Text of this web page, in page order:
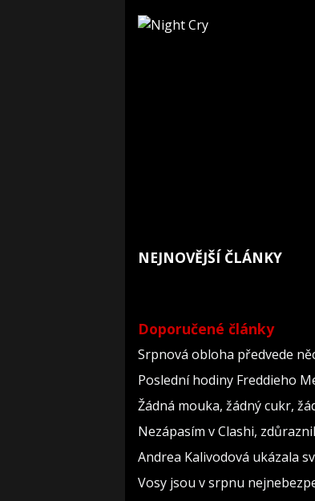
NEJNOVĚJŠÍ ČLÁNKY
Doporučené články
Srpnová obloha předvede
Poslední hodiny Freddieho
Žádná mouka, žádný cukr,
Nezápasím v Clashi,
Andrea Kalivodová ukázala
Vosy jsou v srpnu